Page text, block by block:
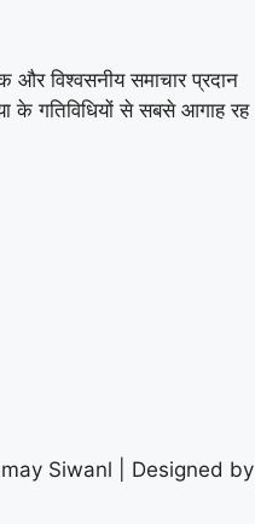
और विश्वसनीय समाचार प्रदान
के गतिविधियों से सबसे आगाह रह
Siwanl | Designed by